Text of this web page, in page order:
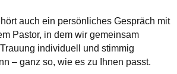
auch ein persönliches Gespräch mit
Pastor, in dem wir gemeinsam
individuell und stimmig
– ganz so, wie es zu Ihnen passt.